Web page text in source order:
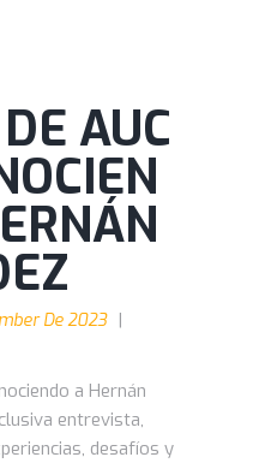
AUC
De 2023
a Hernán
entrevista,
desafíos y